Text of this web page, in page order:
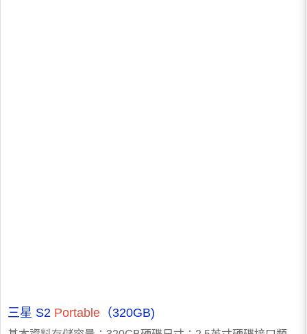
三星 S2 Portable （320GB)